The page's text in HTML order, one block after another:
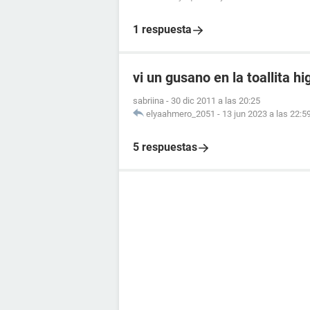
1 respuesta
vi un gusano en la toallita
sabriina - 30 dic 2011 a las 20:25
elyaahmero_2051 - 13 jun 2023 a las
5 respuestas